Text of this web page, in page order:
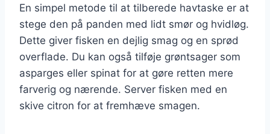
En simpel metode til at tilberede havtaske er at
stege den på panden med lidt smør og hvidløg.
Dette giver fisken en dejlig smag og en sprød
overflade. Du kan også tilføje grøntsager som
asparges eller spinat for at gøre retten mere
farverig og nærende. Server fisken med en
skive citron for at fremhæve smagen.